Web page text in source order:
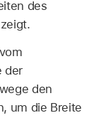
des
der
den
um die Breite